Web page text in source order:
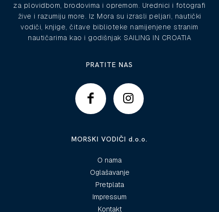
za plovidbom, brodovima i opremom. Urednici i fotografi
žive i razumiju more. Iz Mora su izrasli peljari, nautički
vodiči, knjige, čitave biblioteke namijenjene stranim
nautičarima kao i godišnjak SAILING IN CROATIA
PRATITE NAS
MORSKI VODIČI d.o.o.
O nama
Oglašavanje
Pretplata
Impressum
Kontakt